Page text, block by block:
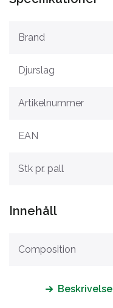
Brand
Djurslag
Artikelnummer
EAN
Stk pr. pall
Innehåll
Composition
Beskrivelse